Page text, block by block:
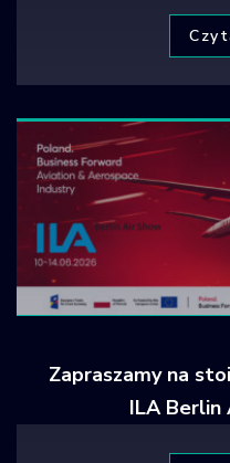
Zapraszamy na
ILA Berlin